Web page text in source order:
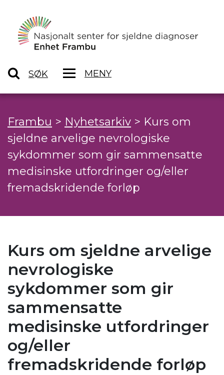
SØK MENY
Frambu > Nyhetsarkiv > Kurs om
sjeldne arvelige nevrologiske
sykdommer som gir sammensatte
medisinske utfordringer og/eller
fremadskridende forløp
Kurs om sjeldne arvelige
nevrologiske
sykdommer som gir
sammensatte
medisinske utfordringer
og/eller
fremadskridende forløp